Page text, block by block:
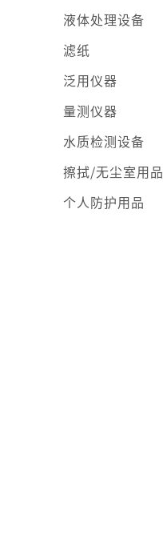
液体处理设备
滤纸
泛用仪器
量测仪器
水质检测设备
擦拭/无尘室用品
个人防护用品